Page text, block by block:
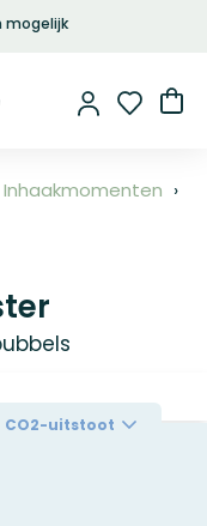
mogelijk
Inhaakmomenten
CO2-uitstoot